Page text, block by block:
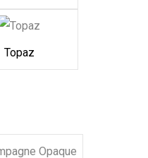
Topaz